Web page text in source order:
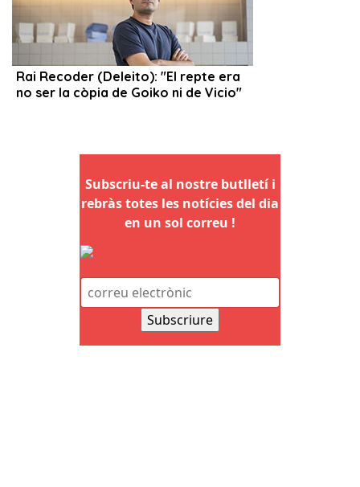
Subscriu-te al nostre butlletí i
rebràs totes les notícies del dia
en un sol correu !